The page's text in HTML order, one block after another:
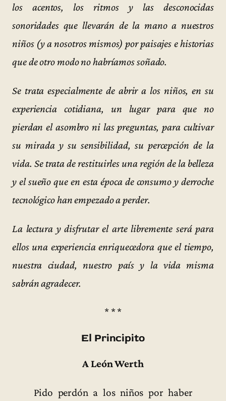
los acentos, los ritmos y las desconocidas
sonoridades que llevarán de la mano a nuestros
niños (y a nosotros mismos) por paisajes e historias
que de otro modo no habríamos soñado.
Se trata especialmente de abrir a los niños, en su
experiencia cotidiana, un lugar para que no
pierdan el asombro ni las preguntas, para cultivar
su mirada y su sensibilidad, su percepción de la
vida. Se trata de restituirles una región de la belleza
y el sueño que en esta época de consumo y derroche
tecnológico han empezado a perder.
La lectura y disfrutar el arte libremente será para
ellos una experiencia enriquecedora que el tiempo,
nuestra ciudad, nuestro país y la vida misma
sabrán agradecer.
* * *
El Principito
A León Werth
Pido perdón a los niños por haber